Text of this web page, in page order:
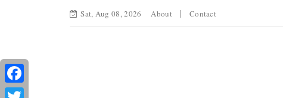
Sat, Aug 08, 2026 About Contact
Facebook